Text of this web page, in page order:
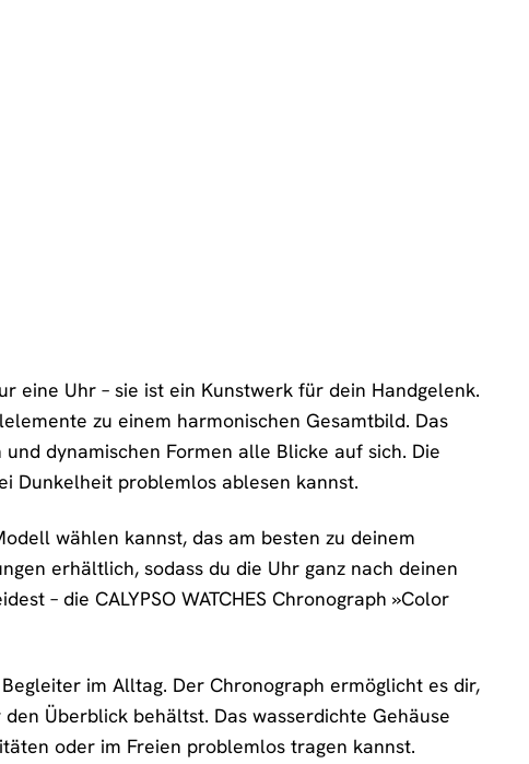
eine Uhr – sie ist ein Kunstwerk für dein Handgelenk.
zu einem harmonischen Gesamtbild. Das
dynamischen Formen alle Blicke auf sich. Die
Dunkelheit problemlos ablesen kannst.
wählen kannst, das am besten zu deinem
erhältlich, sodass du die Uhr ganz nach deinen
– die CALYPSO WATCHES Chronograph »Color
im Alltag. Der Chronograph ermöglicht es dir,
Überblick behältst. Das wasserdichte Gehäuse
oder im Freien problemlos tragen kannst.